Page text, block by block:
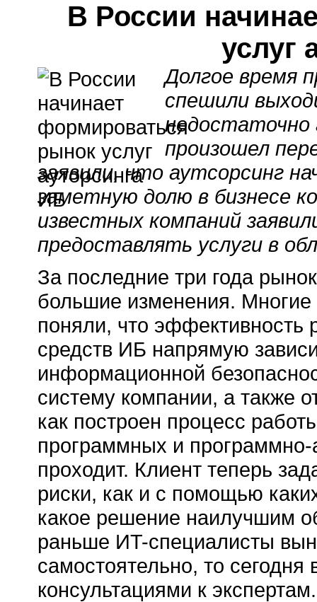
В России
услуг
Долгое время
спешили
недостаточно
произошел
заявили, что аутсорсинг
заметную долю в бизнесе
известных компаний
предоставлять услуги в
За последние три года
большие изменения.
поняли, что эффективность
средств ИБ напрямую
информационной
систему компании, а также
как построен процесс
программных и
проходит. Клиент теперь
риски, как и с помощью
какое решение наилучшим
раньше ИT-специалисты
самостоятельно, то
консультациями к экспертам.